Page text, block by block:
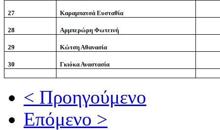
27 Καραμπατσά Ευσταθία
28 Αρμπερώρη Φωτεινή
29 Κώτση Αθανασία
30 Γκιόκα Αναστασία
< Προηγούμενο
Επόμενο >